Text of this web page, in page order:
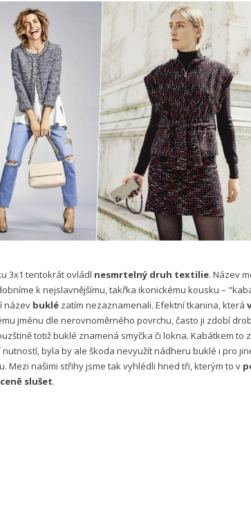
3x1 tentokrát ovládl nesmrtelný druh textilie. Název
k nejslavnějšímu, takřka ikonickému kousku –
název buklé zatím nezaznamenali. Efektní tkanina, která
jménu dle nerovnoměrného povrchu, často ji zdobí
totiž buklé znamená smyčka či lokna. Kabátkem to
nutností, byla by ale škoda nevyužít nádheru buklé i pro
Mezi našimi střihy jsme tak vyhlédli hned tři, kterým to v
slušet.